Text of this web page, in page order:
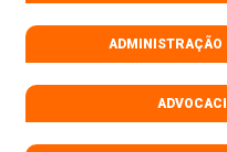
ADMINISTRAÇÃO